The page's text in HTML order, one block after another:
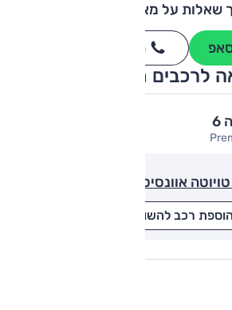
שאלות על מאזדה 6?
חייגו
לרכבים מתחרים
אוונסיס
רכב להשוואה